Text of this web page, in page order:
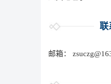
联
邮箱：